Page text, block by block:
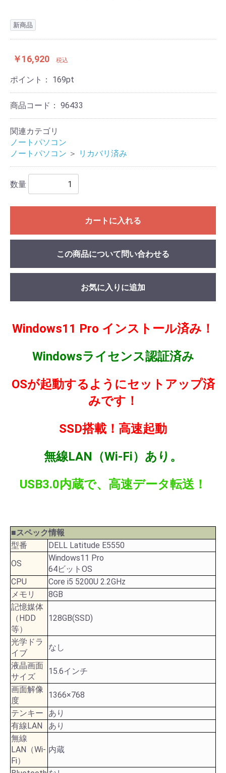
新商品
￥16,920 税込
ポイント： 169pt
商品コード： 96433
関連カテゴリ
ノートパソコン
ノートパソコン ＞ リカバリ済み
数量
カートに入れる
この商品について問い合わせる
お気に入りに追加
Windows11 Pro インストール済み！
Windowsライセンス認証済み
OSが起動するようにセットアップ済
みです！
SSD搭載！高速起動
無線LAN（Wi-Fi）あり。
USB3.0内蔵で、高速データ転送！
■スペック情報
型番
DELL Latitude E5550
OS
Windows11 Pro
64ビットOS
CPU
Core i5 5200U 2.2GHz
メモリ
8GB
記憶媒体
（HDD
等）
128GB(SSD)
光学ドラ
イブ
なし
液晶画面
サイズ
15.6インチ
画面解像
度
1366×768
テンキー
あり
有線LAN
あり
無線
LAN（Wi-
Fi）
内蔵